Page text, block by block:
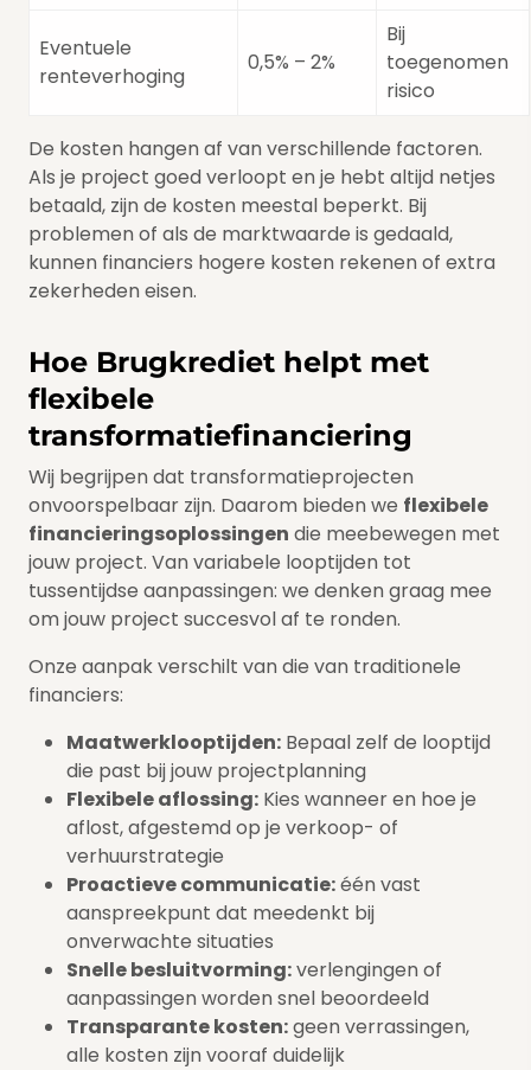
Eventuele
renteverhoging
0,5% – 2%
Bij
toegenomen
risico
De kosten hangen af van verschillende factoren.
Als je project goed verloopt en je hebt altijd netjes
betaald, zijn de kosten meestal beperkt. Bij
problemen of als de marktwaarde is gedaald,
kunnen financiers hogere kosten rekenen of extra
zekerheden eisen.
Hoe Brugkrediet helpt met
flexibele
transformatiefinanciering
Wij begrijpen dat transformatieprojecten
onvoorspelbaar zijn. Daarom bieden we flexibele
financieringsoplossingen die meebewegen met
jouw project. Van variabele looptijden tot
tussentijdse aanpassingen: we denken graag mee
om jouw project succesvol af te ronden.
Onze aanpak verschilt van die van traditionele
financiers:
Maatwerklooptijden: Bepaal zelf de looptijd
die past bij jouw projectplanning
Flexibele aflossing: Kies wanneer en hoe je
aflost, afgestemd op je verkoop- of
verhuurstrategie
Proactieve communicatie:één vast
aanspreekpunt dat meedenkt bij
onverwachte situaties
Snelle besluitvorming:verlengingen of
aanpassingen worden snel beoordeeld
Transparante kosten:geen verrassingen,
alle kosten zijn vooraf duidelijk